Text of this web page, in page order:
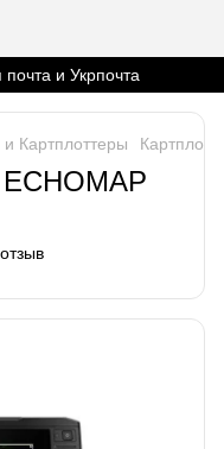
и Укрпочта
Картплоттеры